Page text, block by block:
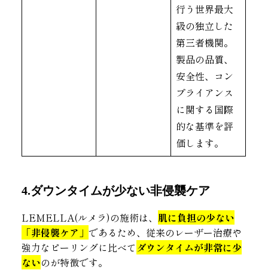
行う世界最大
級の独立した
第三者機関。
製品の品質、
安全性、コン
プライアンス
に関する国際
的な基準を評
価します。
4.ダウンタイムが少ない非侵襲ケア
LEMELLA(ルメラ)の施術は、 肌に負担の少ない
「非侵襲ケア」であるため、従来のレーザー治療や
強力なピーリングに比べて ダウンタイムが非常に少
ないのが特徴です。